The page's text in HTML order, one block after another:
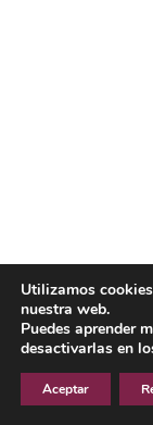
Utilizamos
nuestra web.
Puedes aprender
desactivarlas en
Aceptar